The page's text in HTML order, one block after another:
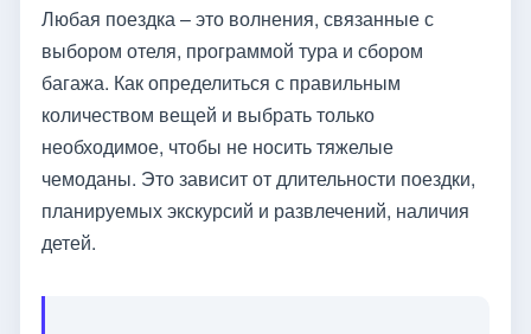
Любая поездка – это волнения, связанные с
выбором отеля, программой тура и сбором
багажа. Как определиться с правильным
количеством вещей и выбрать только
необходимое, чтобы не носить тяжелые
чемоданы. Это зависит от длительности поездки,
планируемых экскурсий и развлечений, наличия
детей.